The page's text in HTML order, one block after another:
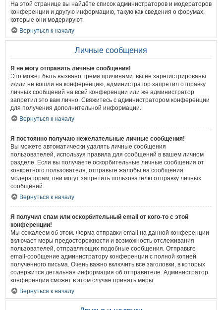
На этой странице вы найдёте список администраторов и модераторов
конференции и другую информацию, такую как сведения о форумах,
которые они модерируют.
Вернуться к началу
Личные сообщения
Я не могу отправить личные сообщения!
Это может быть вызвано тремя причинами: вы не зарегистрированы
и/или не вошли на конференцию, администратор запретил отправку
личных сообщений на всей конференции или же администратор
запретил это вам лично. Свяжитесь с администратором конференции
для получения дополнительной информации.
Вернуться к началу
Я постоянно получаю нежелательные личные сообщения!
Вы можете автоматически удалять личные сообщения
пользователей, используя правила для сообщений в вашем личном
разделе. Если вы получаете оскорбительные личные сообщения от
конкретного пользователя, отправьте жалобы на сообщения
модераторам; они могут запретить пользователю отправку личных
сообщений.
Вернуться к началу
Я получил спам или оскорбительный email от кого-то с этой
конференции!
Мы сожалеем об этом. Форма отправки email на данной конференции
включает меры предосторожности и возможность отслеживания
пользователей, отправляющих подобные сообщения. Отправьте
email-сообщение администратору конференции с полной копией
полученного письма. Очень важно включить все заголовки, в которых
содержится детальная информация об отправителе. Администратор
конференции сможет в этом случае принять меры.
Вернуться к началу